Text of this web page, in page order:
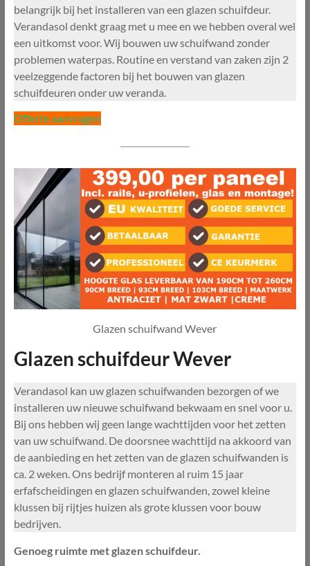
belangrijk bij het installeren van een glazen schuifdeur.
Verandasol denkt graag met u mee en we hebben overal wel
een uitkomst voor. Wij bouwen uw schuifwand zonder
problemen waterpas. Routine en verstand van zaken zijn 2
veelzeggende factoren bij het bouwen van glazen
schuifdeuren onder uw veranda.
Offerte aanvragen
Glazen schuifwand Wever
Glazen schuifdeur Wever
Verandasol kan uw glazen schuifwanden bezorgen of we
installeren uw nieuwe schuifwand bekwaam en snel voor u.
Bij ons hebben wij geen lange wachttijden voor het zetten
van uw schuifwand. De doorsnee wachttijd na akkoord van
de aanbieding en het zetten van de glazen schuifwanden is
ca. 2 weken. Ons bedrijf monteren al ruim 15 jaar
erfafscheidingen en glazen schuifwanden, zowel kleine
klussen bij rijtjes huizen als grote klussen voor bouw
bedrijven.
Genoeg ruimte met glazen schuifdeur.